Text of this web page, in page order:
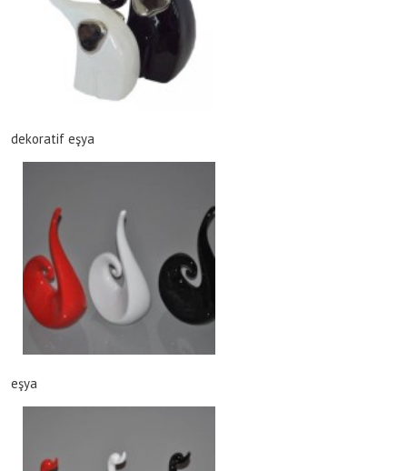
dekoratif eşya
eşya